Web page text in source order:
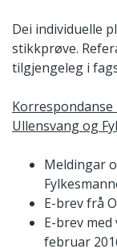
Dei individuelle
stikkprøve.
tilgjengeleg i
Korrespondanse
Ullensvang og
Meldingar
E-brev frå
E-brev
februar